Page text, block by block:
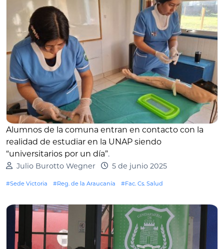
Alumnos de la comuna entran en contacto con la
realidad de estudiar en la UNAP siendo
“universitarios por un día”.
Julio Burotto Wegner 5 de junio 2025
#Sede Victoria #Reg. de la Araucanía #Fac. Cs. Salud